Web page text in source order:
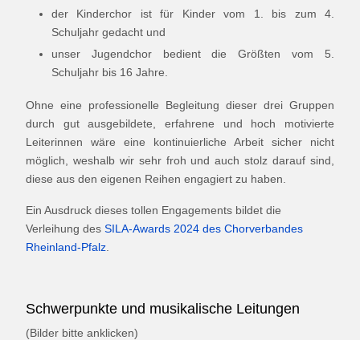
der Kinderchor ist für Kinder vom 1. bis zum 4.
Schuljahr gedacht und
unser Jugendchor bedient die Größten vom 5.
Schuljahr bis 16 Jahre.
Ohne eine professionelle Begleitung dieser drei Gruppen
durch gut ausgebildete, erfahrene und hoch motivierte
Leiterinnen wäre eine kontinuierliche Arbeit sicher nicht
möglich, weshalb wir sehr froh und auch stolz darauf sind,
diese aus den eigenen Reihen engagiert zu haben.
Ein Ausdruck dieses tollen Engagements bildet die
Verleihung des SILA-Awards 2024 des Chorverbandes
Rheinland-Pfalz
Schwerpunkte und musikalische Leitungen
(Bilder bitte anklicken)